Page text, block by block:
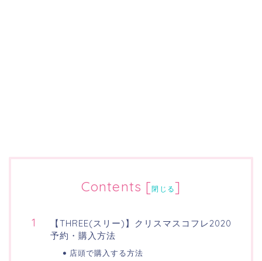
Contents [閉じる]
【THREE(スリー)】クリスマスコフレ2020
予約・購入方法
店頭で購入する方法